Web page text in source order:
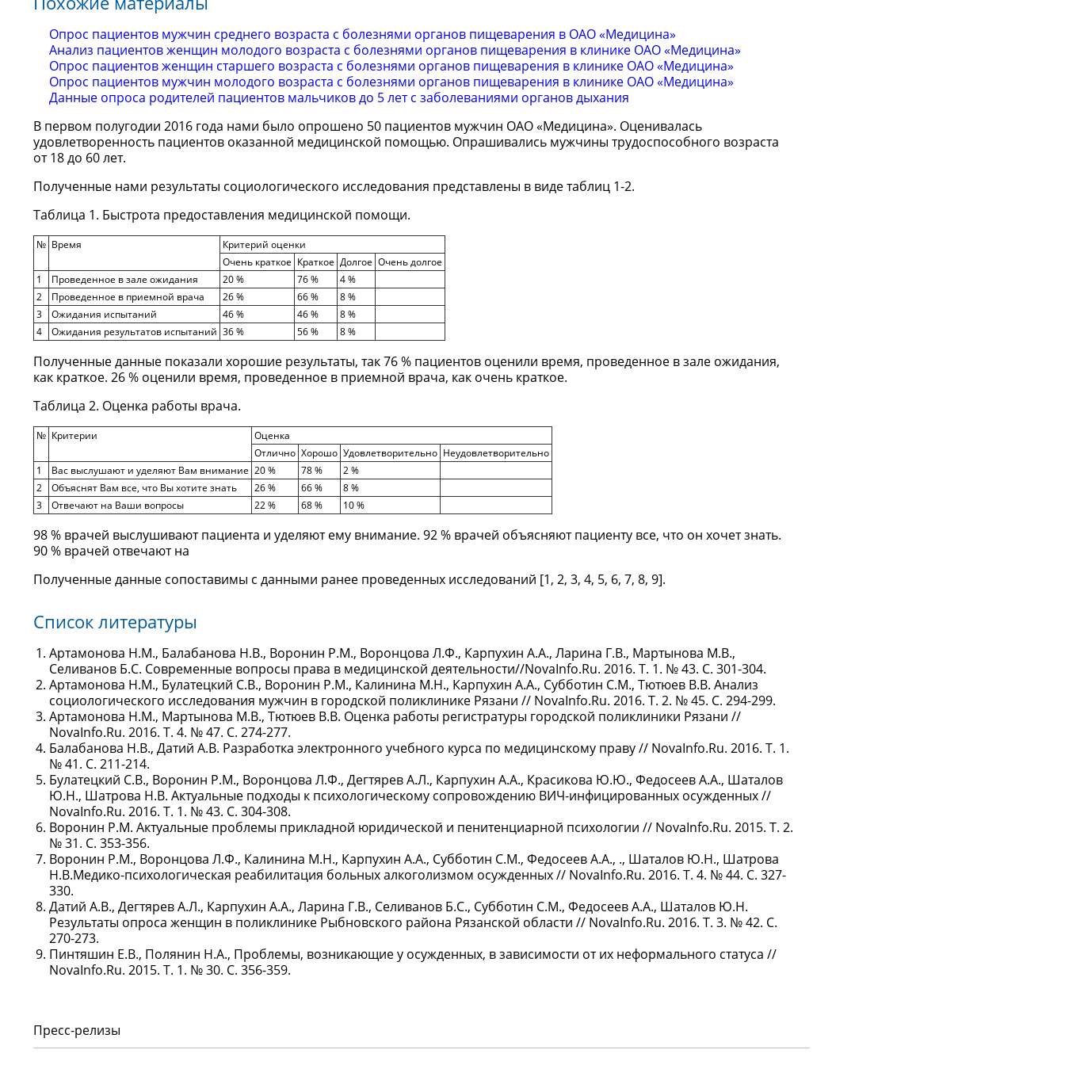
Опрос пациентов мужчин среднего возраста с болезнями органов пищеварения в ОАО «Медицина»
Анализ пациентов женщин молодого возраста с болезнями органов пищеварения в клинике ОАО «Медицина»
Опрос пациентов женщин старшего возраста с болезнями органов пищеварения в клинике ОАО «Медицина»
Опрос пациентов мужчин молодого возраста с болезнями органов пищеварения в клинике ОАО «Медицина»
Данные опроса родителей пациентов мальчиков до 5 лет с заболеваниями органов дыхания
В первом полугодии 2016 года нами было опрошено 50 пациентов мужчин ОАО «Медицина». Оценивалась
удовлетворенность пациентов оказанной медицинской помощью. Опрашивались мужчины трудоспособного возраста
от 18 до 60 лет.
Полученные нами результаты социологического исследования представлены в виде таблиц 1-2.
Таблица 1. Быстрота предоставления медицинской помощи.
№ Время
Критерий оценки
Очень краткое Краткое Долгое Очень долгое
1
Проведенное в зале ожидания 20 % 76 %
4 %
2
Проведенное в приемной врача 26 % 66 %
8 %
3
Ожидания испытаний 46 % 46 %
8 %
4
Ожидания результатов испытаний 36 % 56 % 8 %
Полученные данные показали хорошие результаты, так 76 % пациентов оценили время, проведенное в зале ожидания,
как краткое. 26 % оценили время, проведенное в приемной врача, как очень краткое.
Таблица 2. Оценка работы врача.
№ Критерии
Оценка
Отлично Хорошо Удовлетворительно Неудовлетворительно
1
Вас выслушают и уделяют Вам внимание 20 % 78 %
2 %
2
Объяснят Вам все, что Вы хотите знать 26 % 66 %
8 %
3
Отвечают на Ваши вопросы 22 % 68 % 10 %
98 % врачей выслушивают пациента и уделяют ему внимание. 92 % врачей объясняют пациенту все, что он хочет знать.
90 % врачей отвечают на
Полученные данные сопоставимы с данными ранее проведенных исследований [1, 2, 3, 4, 5, 6, 7, 8, 9].
Список литературы
Артамонова Н.М., Балабанова Н.В., Воронин Р.М., Воронцова Л.Ф., Карпухин А.А., Ларина Г.В., Мартынова М.В.,
Селиванов Б.С. Современные вопросы права в медицинской деятельности//NovaInfo.Ru. 2016. Т. 1. № 43. С. 301-304.
Артамонова Н.М., Булатецкий С.В., Воронин Р.М., Калинина М.Н., Карпухин А.А., Субботин С.М., Тютюев В.В. Анализ
социологического исследования мужчин в городской поликлинике Рязани // NovaInfo.Ru. 2016. Т. 2. № 45. С. 294-299.
Артамонова Н.М., Мартынова М.В., Тютюев В.В. Оценка работы регистратуры городской поликлиники Рязани //
NovaInfo.Ru. 2016. Т. 4. № 47. С. 274-277.
Балабанова Н.В., Датий А.В. Разработка электронного учебного курса по медицинскому праву // NovaInfo.Ru. 2016. Т. 1.
№ 41. С. 211-214.
Булатецкий С.В., Воронин Р.М., Воронцова Л.Ф., Дегтярев А.Л., Карпухин А.А., Красикова Ю.Ю., Федосеев А.А., Шаталов
Ю.Н., Шатрова Н.В. Актуальные подходы к психологическому сопровождению ВИЧ-инфицированных осужденных //
NovaInfo.Ru. 2016. Т. 1. № 43. С. 304-308.
Воронин Р.М. Актуальные проблемы прикладной юридической и пенитенциарной психологии // NovaInfo.Ru. 2015. Т. 2.
№ 31. С. 353-356.
Воронин Р.М., Воронцова Л.Ф., Калинина М.Н., Карпухин А.А., Субботин С.М., Федосеев А.А., ., Шаталов Ю.Н., Шатрова
Н.В.Медико-психологическая реабилитация больных алкоголизмом осужденных // NovaInfo.Ru. 2016. Т. 4. № 44. С. 327-
330.
Датий А.В., Дегтярев А.Л., Карпухин А.А., Ларина Г.В., Селиванов Б.С., Субботин С.М., Федосеев А.А., Шаталов Ю.Н.
Результаты опроса женщин в поликлинике Рыбновского района Рязанской области // NovaInfo.Ru. 2016. Т. 3. № 42. С.
270-273.
Пинтяшин Е.В., Полянин Н.А., Проблемы, возникающие у осужденных, в зависимости от их неформального статуса //
NovaInfo.Ru. 2015. Т. 1. № 30. С. 356-359.
Пресс-релизы